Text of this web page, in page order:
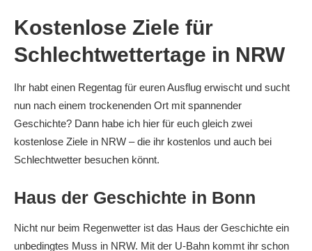
Kostenlose Ziele für
Schlechtwettertage in NRW
Ihr habt einen Regentag für euren Ausflug erwischt und sucht
nun nach einem trockenenden Ort mit spannender
Geschichte? Dann habe ich hier für euch gleich zwei
kostenlose Ziele in NRW – die ihr kostenlos und auch bei
Schlechtwetter besuchen könnt.
Haus der Geschichte in Bonn
Nicht nur beim Regenwetter ist das Haus der Geschichte ein
unbedingtes Muss in NRW. Mit der U-Bahn kommt ihr schon